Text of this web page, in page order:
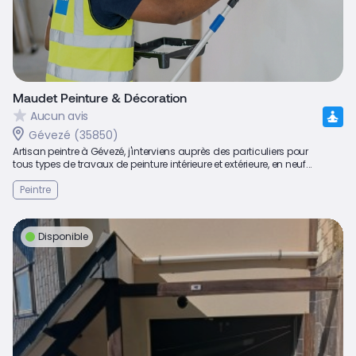
Maudet Peinture & Décoration
Aucun avis
Gévezé (35850)
Artisan peintre à Gévezé, j'interviens auprès des particuliers pour
tous types de travaux de peinture intérieure et extérieure, en neuf...
Peintre
Disponible